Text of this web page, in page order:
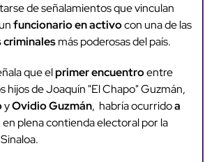
de señalamientos que vinculan
funcionario en activocon una de las
más poderosas del país.
que elprimer encuentroentre
hijos de Joaquín "El Chapo" Guzmán,
yOvidio Guzmán, habría ocurridoa
en plena contienda electoral por la